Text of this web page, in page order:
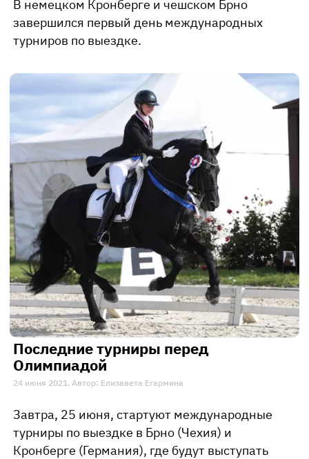
​В немецком Кронберге и чешском Брно
завершился первый день международных
турниров по выездке.
Последние турниры перед
Олимпиадой
24 июня 2021. Автор: Елизавета Егармина
Завтра, 25 июня, стартуют международные
турниры по выездке в Брно (Чехия) и
Кронберге (Германия), где будут выступать